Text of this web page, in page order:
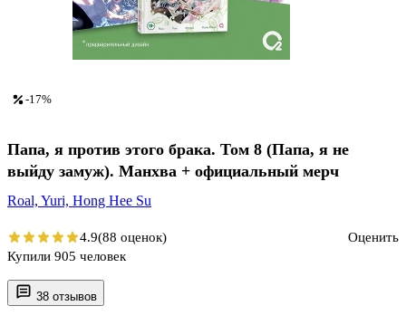
38 отзывов
-17%
Папа, я против этого брака. Том 8 (Папа, я не
выйду замуж). Манхва + официальный мерч
Roal, Yuri, Hong Hee Su
4.9(88 оценок)
Оценить
Купили 905 человек